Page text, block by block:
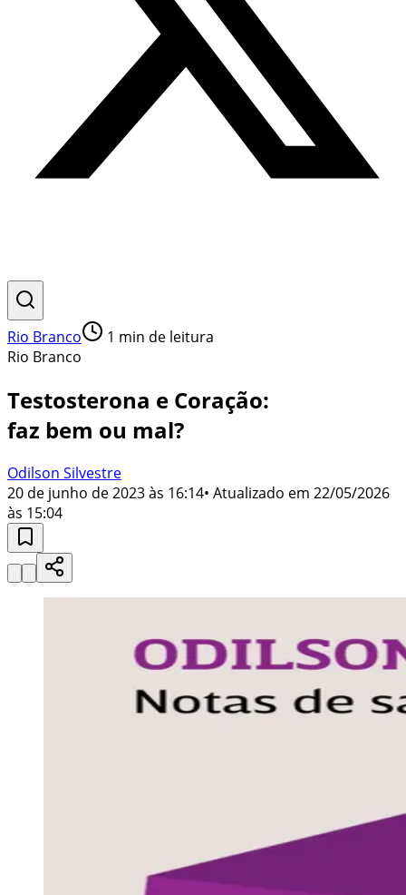
Rio Branco 1 min de leitura
Rio Branco
Testosterona e Coração:
faz bem ou mal?
Odilson Silvestre
20 de junho de 2023 às 16:14• Atualizado em 22/05/2026
às 15:04